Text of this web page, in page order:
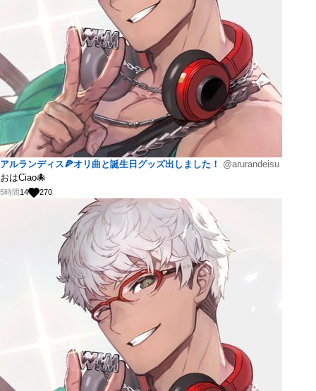
アルランディス🍕オリ曲と誕生日グッズ出しました！
@arurandeisu
おはCiao🐙
5時間14 270